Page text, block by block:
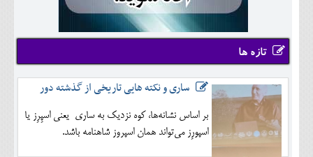
تازه ها
ساری و نکته هایی تاریخی از گذشته دور
بر اساس نشانه‌ها، کوه نزدیک به ساری یعنی اسپِرِز یا
اسپورِز می‌تواند همان اسپروز شاهنامه باشد.